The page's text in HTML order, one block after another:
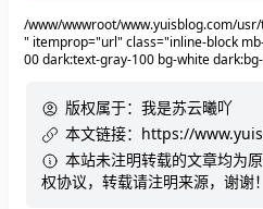
/www/wwwroot/www.yuisblog.com/
" itemprop="url" class="inline-block
00 dark:text-gray-100 bg-white
版权属于： 我是苏云曦吖
本文链接： https://
本站未注明转载的文章均为
权协议，转载请注明来源，谢谢！